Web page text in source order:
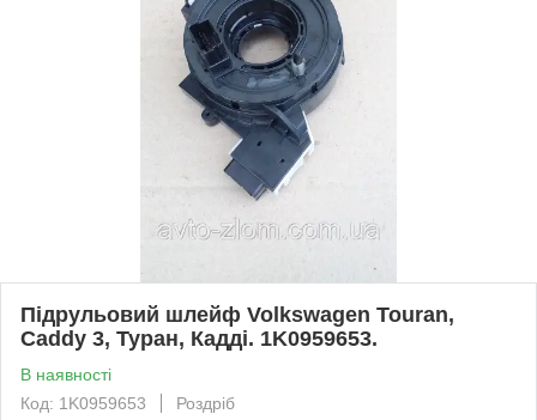
Підрульовий шлейф Volkswagen Touran,
Caddy 3, Туран, Кадді. 1K0959653.
В наявності
Код: 1K0959653
Роздріб